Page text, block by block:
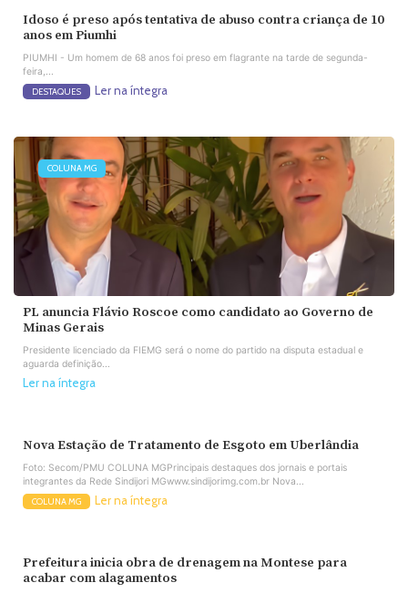
Idoso é preso após tentativa de abuso contra criança de 10
anos em Piumhi
PIUMHI - Um homem de 68 anos foi preso em flagrante na tarde de segunda-
feira,...
DESTAQUES Ler na íntegra
COLUNA MG
PL anuncia Flávio Roscoe como candidato ao Governo de
Minas Gerais
Presidente licenciado da FIEMG será o nome do partido na disputa estadual e
aguarda definição...
Ler na íntegra
Nova Estação de Tratamento de Esgoto em Uberlândia
Foto: Secom/PMU COLUNA MGPrincipais destaques dos jornais e portais
integrantes da Rede Sindijori MGwww.sindijorimg.com.br Nova...
COLUNA MG Ler na íntegra
Prefeitura inicia obra de drenagem na Montese para
acabar com alagamentos